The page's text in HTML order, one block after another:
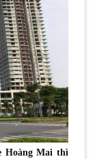
Hoàng Mai thì